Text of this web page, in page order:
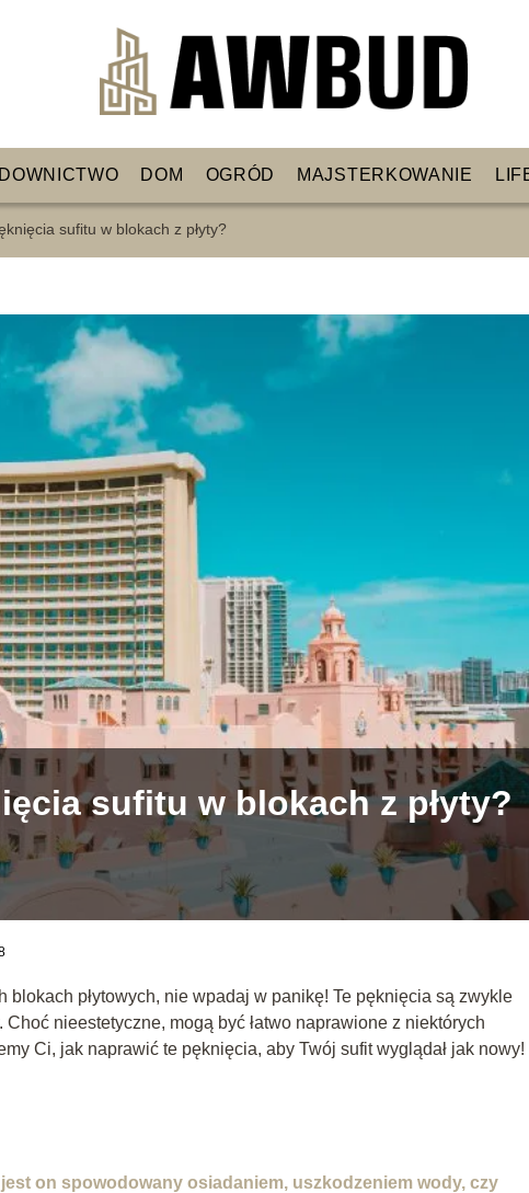
DOM OGRÓD MAJSTERKOWANIE
sufitu w blokach z płyty?
sufitu w blokach z płyty?
płytowych, nie wpadaj w panikę! Te pęknięcia są zwykle
nieestetyczne, mogą być łatwo naprawione z niektórych
Ci, jak naprawić te pęknięcia, aby Twój sufit wyglądał jak nowy!
on spowodowany osiadaniem, uszkodzeniem wody, czy